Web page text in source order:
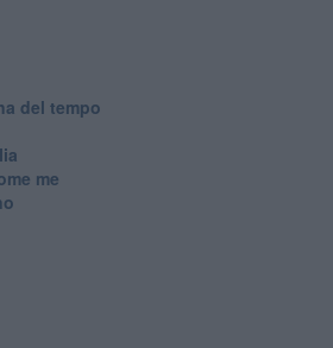
del tempo
me